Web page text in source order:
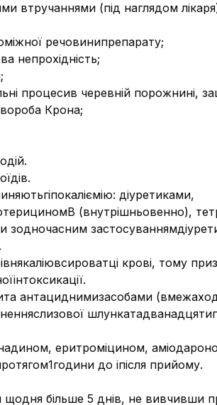
втручаннями (під наглядом
речовинипрепарату;
непрохідність;
процесив черевній порожнині,
Крона;
діуретиками,
(внутрішньовенно),
крові, тому
антациднимизасобами
еритроміцином,
до іпісля прийому.
щодня більше 5 днів, не вивчивши